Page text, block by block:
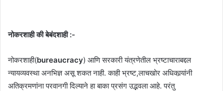
नोकरशाही की बेबंदशाही :-
नोकरशाही(bureaucracy) आणि सरकारी यंत्रणेतील भ्रष्टाचाराबद्दल
न्यायव्यवस्था अनभिज्ञ असू शकत नाही. काही भ्रष्ट,लाचखोर अधिकार्‍यांनी
अतिक्रमणांना परवानगी दिल्याने हा बाका प्रसंग उद्भवला आहे. परंतु